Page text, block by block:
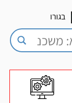
בגורו